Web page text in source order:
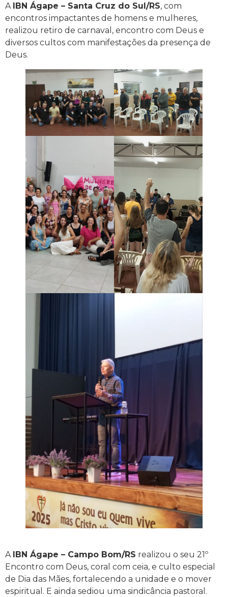
A IBN Ágape – Santa Cruz do Sul/RS, com
encontros impactantes de homens e mulheres,
realizou retiro de carnaval, encontro com Deus e
diversos cultos com manifestações da presença de
Deus.
A IBN Ágape – Campo Bom/RS realizou o seu 21º
Encontro com Deus, coral com ceia, e culto especial
de Dia das Mães, fortalecendo a unidade e o mover
espiritual. E ainda sediou uma sindicância pastoral.